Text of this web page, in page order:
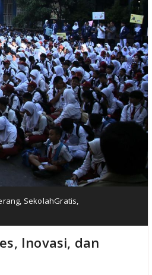
, SekolahGratis,
Inovasi, dan